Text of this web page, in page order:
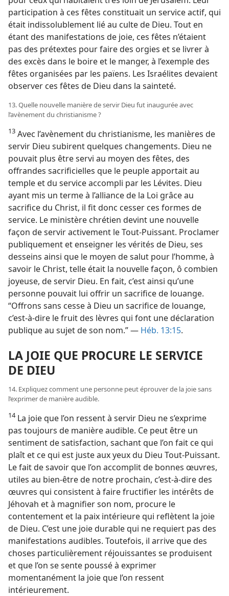
participation à ces fêtes constituait un service actif, qui
était indissolublement lié au culte de Dieu. Tout en
étant des manifestations de joie, ces fêtes n’étaient
pas des prétextes pour faire des orgies et se livrer à
des excès dans le boire et le manger, à l’exemple des
fêtes organisées par les païens. Les Israélites devaient
observer ces fêtes de Dieu dans la sainteté.
13. Quelle nouvelle manière de servir Dieu fut inaugurée avec
l’avènement du christianisme ?
13 Avec l’avènement du christianisme, les manières de
servir Dieu subirent quelques changements. Dieu ne
pouvait plus être servi au moyen des fêtes, des
offrandes sacrificielles que le peuple apportait au
temple et du service accompli par les Lévites. Dieu
ayant mis un terme à l’alliance de la Loi grâce au
sacrifice du Christ, il fit donc cesser ces formes de
service. Le ministère chrétien devint une nouvelle
façon de servir activement le Tout-Puissant. Proclamer
publiquement et enseigner les vérités de Dieu, ses
desseins ainsi que le moyen de salut pour l’homme, à
savoir le Christ, telle était la nouvelle façon, ô combien
joyeuse, de servir Dieu. En fait, c’est ainsi qu’une
personne pouvait lui offrir un sacrifice de louange.
“Offrons sans cesse à Dieu un sacrifice de louange,
c’est-à-dire le fruit des lèvres qui font une déclaration
publique au sujet de son nom.” — Héb. 13:15.
LA JOIE QUE PROCURE LE SERVICE
DE DIEU
14. Expliquez comment une personne peut éprouver de la joie sans
l’exprimer de manière audible.
14La joie que l’on ressent à servir Dieu ne s’exprime
pas toujours de manière audible. Ce peut être un
sentiment de satisfaction, sachant que l’on fait ce qui
plaît et ce qui est juste aux yeux du Dieu Tout-Puissant.
Le fait de savoir que l’on accomplit de bonnes œuvres,
utiles au bien-être de notre prochain, c’est-à-dire des
œuvres qui consistent à faire fructifier les intérêts de
Jéhovah et à magnifier son nom, procure le
contentement et la paix intérieure qui reflètent la joie
de Dieu. C’est une joie durable qui ne requiert pas des
manifestations audibles. Toutefois, il arrive que des
choses particulièrement réjouissantes se produisent
et que l’on se sente poussé à exprimer
momentanément la joie que l’on ressent
intérieurement.